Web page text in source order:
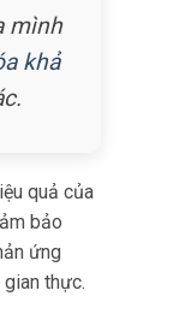
các
quả của